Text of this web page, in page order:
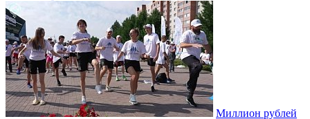
Миллион рублей